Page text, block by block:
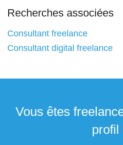
Recherches associées
Consultant freelance
Consultant digital freelance
Vous êtes
profil